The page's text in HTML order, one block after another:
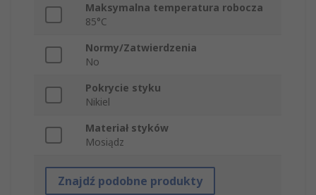
Maksymalna temperatura robocza
85°C
Normy/Zatwierdzenia
No
Pokrycie styku
Nikiel
Materiał styków
Mosiądz
Znajdź podobne produkty